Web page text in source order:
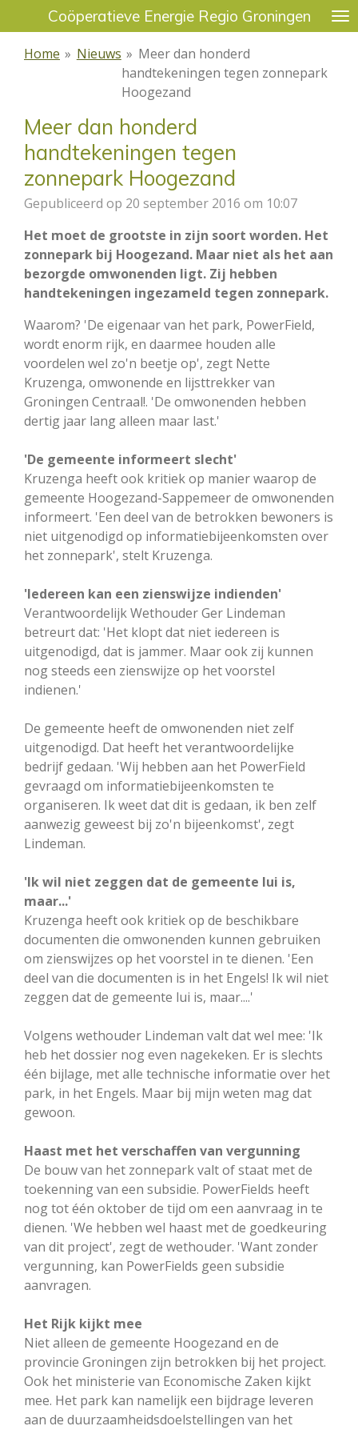
direct
naar
Coöperatieve Energie Regio Groningen
Home » Nieuws » Meer dan honderd
handtekeningen tegen zonnepark
Hoogezand
Meer dan honderd
handtekeningen tegen
zonnepark Hoogezand
Gepubliceerd op 20 september 2016 om 10:07
Het moet de grootste in zijn soort worden. Het
zonnepark bij Hoogezand. Maar niet als het aan
bezorgde omwonenden ligt. Zij hebben
handtekeningen ingezameld tegen zonnepark.
Waarom? 'De eigenaar van het park, PowerField,
wordt enorm rijk, en daarmee houden alle
voordelen wel zo'n beetje op', zegt Nette
Kruzenga, omwonende en lijsttrekker van
Groningen Centraal!. 'De omwonenden hebben
dertig jaar lang alleen maar last.'
'De gemeente informeert slecht'
Kruzenga heeft ook kritiek op manier waarop de
gemeente Hoogezand-Sappemeer de omwonenden
informeert. 'Een deel van de betrokken bewoners is
niet uitgenodigd op informatiebijeenkomsten over
het zonnepark', stelt Kruzenga.
'Iedereen kan een zienswijze indienden'
Verantwoordelijk Wethouder Ger Lindeman
betreurt dat: 'Het klopt dat niet iedereen is
uitgenodigd, dat is jammer. Maar ook zij kunnen
nog steeds een zienswijze op het voorstel
indienen.'
De gemeente heeft de omwonenden niet zelf
uitgenodigd. Dat heeft het verantwoordelijke
bedrijf gedaan. 'Wij hebben aan het PowerField
gevraagd om informatiebijeenkomsten te
organiseren. Ik weet dat dit is gedaan, ik ben zelf
aanwezig geweest bij zo'n bijeenkomst', zegt
Lindeman.
'Ik wil niet zeggen dat de gemeente lui is,
maar...'
Kruzenga heeft ook kritiek op de beschikbare
documenten die omwonenden kunnen gebruiken
om zienswijzes op het voorstel in te dienen. 'Een
deel van die documenten is in het Engels! Ik wil niet
zeggen dat de gemeente lui is, maar....'
Volgens wethouder Lindeman valt dat wel mee: 'Ik
heb het dossier nog even nagekeken. Er is slechts
één bijlage, met alle technische informatie over het
park, in het Engels. Maar bij mijn weten mag dat
gewoon.
Haast met het verschaffen van vergunning
De bouw van het zonnepark valt of staat met de
toekenning van een subsidie. PowerFields heeft
nog tot één oktober de tijd om een aanvraag in te
dienen. 'We hebben wel haast met de goedkeuring
van dit project', zegt de wethouder. 'Want zonder
vergunning, kan PowerFields geen subsidie
aanvragen.
Het Rijk kijkt mee
Niet alleen de gemeente Hoogezand en de
provincie Groningen zijn betrokken bij het project.
Ook het ministerie van Economische Zaken kijkt
mee. Het park kan namelijk een bijdrage leveren
aan de duurzaamheidsdoelstellingen van het